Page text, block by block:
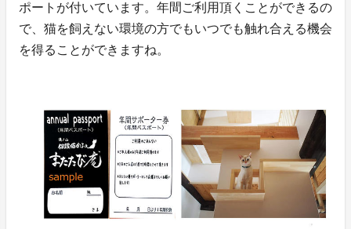
ポートが付いています。年間ご利用頂くことができるの
で、猫を飼えない環境の方でもいつでも触れ合える機会
を得ることができますね。